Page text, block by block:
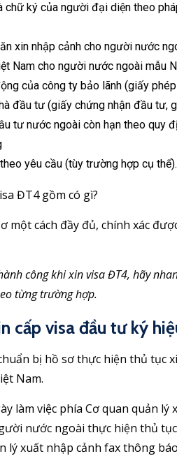
chữ ký của người đại diện theo
xin nhập cảnh cho người nước
Nam cho người nước ngoài mẫu
của công ty bảo lãnh (giấy
đầu tư (giấy chứng nhận đầu tư,
tư nước ngoài còn hạn theo quy
yêu cầu (tùy trường hợp cụ thể).
một cách đầy đủ, chính xác
công khi xin visa ĐT4, hãy
từng trường hợp.
cấp visa đầu tư ký
bị hồ sơ thực hiện thủ tục
Nam.
làm việc phía Cơ quan quản
nước ngoài thực hiện thủ
lý xuất nhập cảnh fax thông